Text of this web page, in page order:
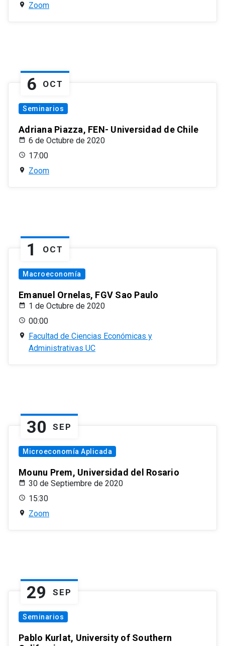
Zoom
6 OCT
Seminarios
Adriana Piazza, FEN- Universidad de Chile
6 de Octubre de 2020
17:00
Zoom
1 OCT
Macroeconomía
Emanuel Ornelas, FGV Sao Paulo
1 de Octubre de 2020
00:00
Facultad de Ciencias Económicas y
Administrativas UC
30 SEP
Microeconomía Aplicada
Mounu Prem, Universidad del Rosario
30 de Septiembre de 2020
15:30
Zoom
29 SEP
Seminarios
Pablo Kurlat, University of Southern